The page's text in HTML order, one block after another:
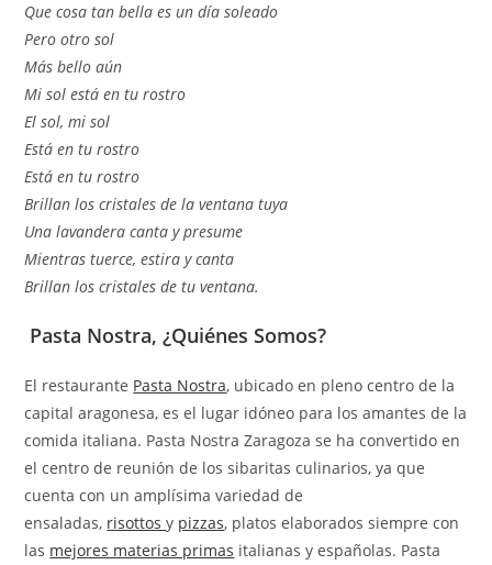
Que cosa tan bella es un día soleado
Pero otro sol
Más bello aún
Mi sol está en tu rostro
El sol, mi sol
Está en tu rostro
Está en tu rostro
Brillan los cristales de la ventana tuya
Una lavandera canta y presume
Mientras tuerce, estira y canta
Brillan los cristales de tu ventana.
Pasta Nostra, ¿Quiénes Somos?
El restaurante Pasta Nostra, ubicado en pleno centro de la
capital aragonesa, es el lugar idóneo para los amantes de la
comida italiana. Pasta Nostra Zaragoza se ha convertido en
el centro de reunión de los sibaritas culinarios, ya que
cuenta con un amplísima variedad de
ensaladas, risottosy pizzas, platos elaborados siempre con
las mejores materias primas italianas y españolas. Pasta